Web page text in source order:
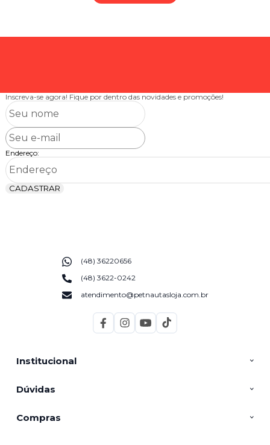
Inscreva-se agora! Fique por dentro das novidades e promoções!
Endereço:
CADASTRAR
Institucional
Dúvidas
Compras
(48) 36220656
(48) 3622-0242
atendimento@petnautasloja.com.br